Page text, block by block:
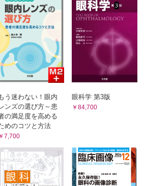
光学
材の酸素透過性を示す指数
分類
形態とデザイン
処方の実際
点眼薬
種類
デザイン
問題点
（視力矯正法）
う迷わない！眼内
ンズの選び方～患
の満足度を高める
めのコツと方法
￥7,700
眼科学 第3版
￥84,700